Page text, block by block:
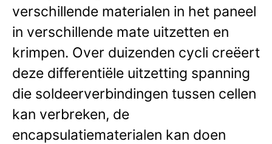
verschillende materialen in het paneel
in verschillende mate uitzetten en
krimpen. Over duizenden cycli creëert
deze differentiële uitzetting spanning
die soldeerverbindingen tussen cellen
kan verbreken, de
encapsulatiematerialen kan doen